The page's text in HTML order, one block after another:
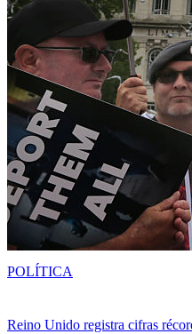
Reino Unido registra cifras
POLÍTICA